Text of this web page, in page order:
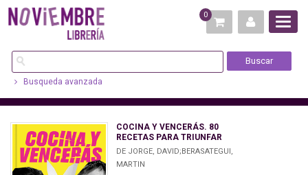
0
Busqueda avanzada
COCINA Y VENCERÁS. 80
RECETAS PARA TRIUNFAR
DE JORGE, DAVID;BERASATEGUI,
MARTIN